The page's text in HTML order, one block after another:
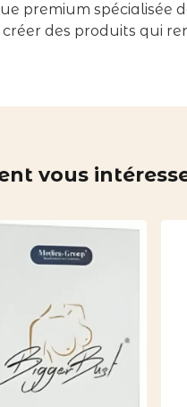
premium
des produits qui
vous